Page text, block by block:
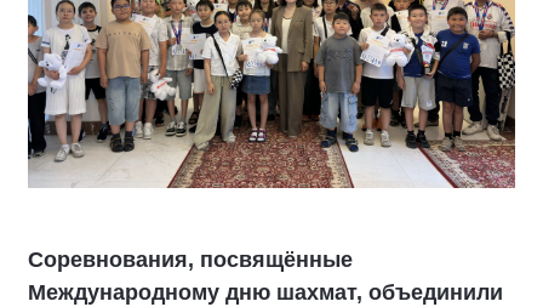
Соревнования, посвящённые
Международному дню шахмат, объединили